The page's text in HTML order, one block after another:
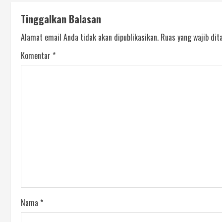
Tinggalkan Balasan
Alamat email Anda tidak akan dipublikasikan. Ruas yang wajib
Komentar *
Nama *